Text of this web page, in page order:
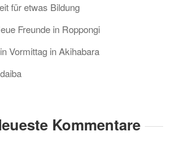
für etwas Bildung
Freunde in Roppongi
Vormittag in Akihabara
Kommentare